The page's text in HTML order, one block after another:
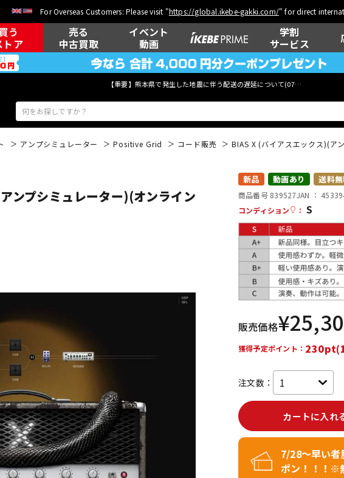
For Overseas Customers: Please visit "https://global.ikebe-gakki.com/" for direct
買う
トア
売る
中古買取
イベント
動画
学割
サービス
【重要】熊本県で発生した地震に伴う配送の遅延について(07月29日
ウクレレ
その他楽器
イン納品
レコーディン
グ機器
ヴィンテージ
アンプシミュレーター Positive Grid コード販売 BIAS X (バイアスエックス)(ア
ンプシミュレーター)(オンライン
新品 動画あり 送料
商品番号 839527JAN ：
コンディション
： S
販売価格¥
獲得予定ポイント：
注文数：
カートに入れ
7/28～早い者
ポン！！！※